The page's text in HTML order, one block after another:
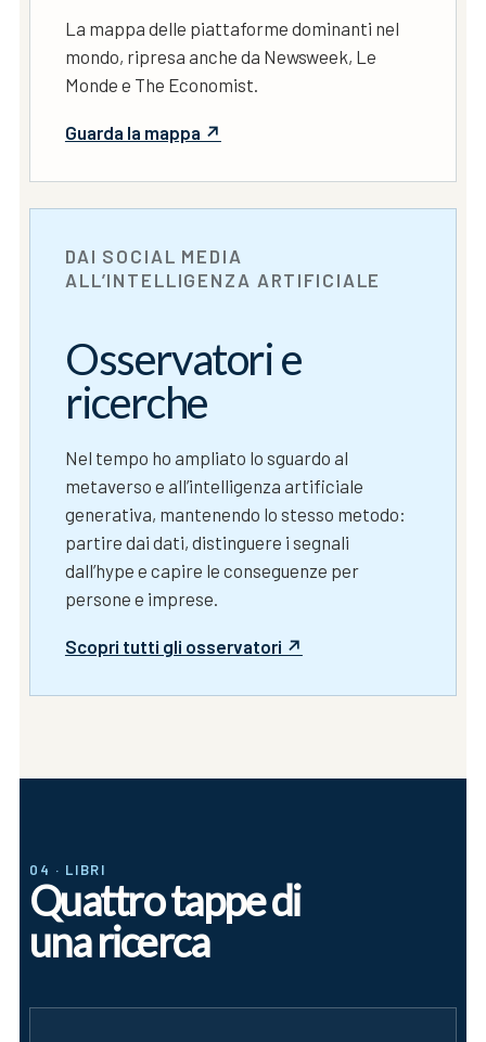
La mappa delle piattaforme dominanti nel
mondo, ripresa anche da Newsweek, Le
Monde e The Economist.
Guarda la mappa ↗
DAI SOCIAL MEDIA
ALL’INTELLIGENZA ARTIFICIALE
Osservatori e
ricerche
Nel tempo ho ampliato lo sguardo al
metaverso e all’intelligenza artificiale
generativa, mantenendo lo stesso metodo:
partire dai dati, distinguere i segnali
dall’hype e capire le conseguenze per
persone e imprese.
Scopri tutti gli osservatori ↗
04 · LIBRI
Quattro tappe di
una ricerca